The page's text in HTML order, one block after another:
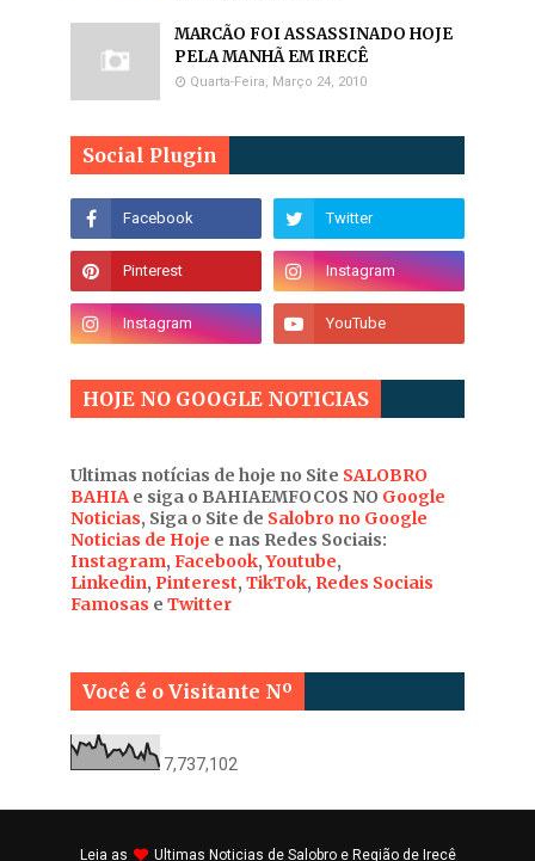
MARCÃO FOI ASSASSINADO HOJE
PELA MANHÃ EM IRECÊ
Quarta-Feira, Março 24, 2010
Social Plugin
HOJE NO GOOGLE NOTICIAS
Ultimas notícias de hoje no Site SALOBRO
BAHIA e siga o BAHIAEMFOCOS NO Google
Noticias, Siga o Site de Salobro no Google
Noticias de Hoje e nas Redes Sociais:
Instagram, Facebook,Youtube,
Linkedin, Pinterest, TikTok, Redes Sociais
Famosas e Twitter
Você é o Visitante Nº
7,737,102
Leia as Ultimas Noticias de Salobro e Região de Irecê